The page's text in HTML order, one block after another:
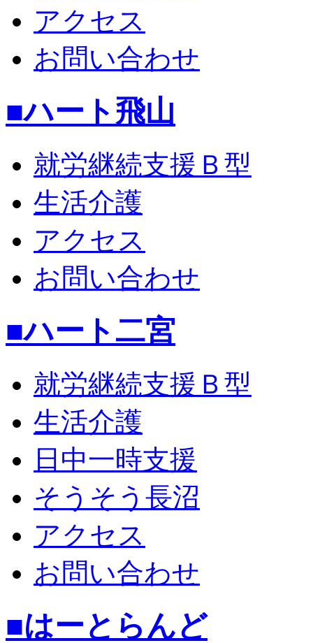
アクセス
お問い合わせ
■ハート飛山
就労継続支援Ｂ型
生活介護
アクセス
お問い合わせ
■ハート二宮
就労継続支援Ｂ型
生活介護
日中一時支援
そうそう長沼
アクセス
お問い合わせ
■はーとらんど